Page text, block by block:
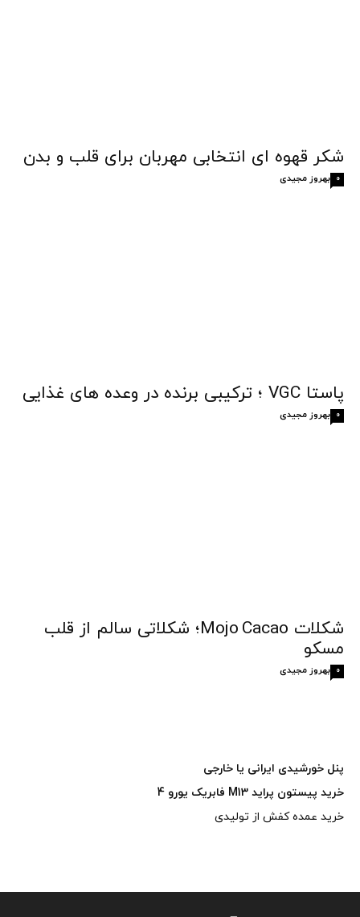
شکر قهوه‌ ای انتخابی مهربان برای قلب و بدن
بهروز مجیدی 0
پاستا VGC ؛ ترکیبی برنده در وعده های غذایی
بهروز مجیدی 0
شکلات Mojo Cacao؛ شکلاتی سالم از قلب
مسکو
بهروز مجیدی 0
پنل خورشیدی ایرانی یا خارجی
خرید پیستون پراید M13 فابریک یورو 4
خرید عمده کفش از تولیدی